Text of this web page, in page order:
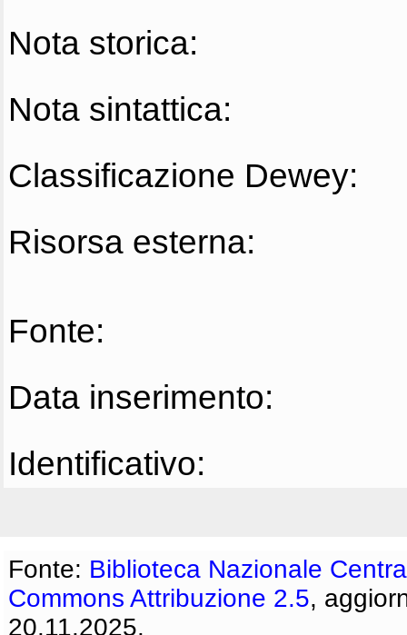
Nota storica:
Nota sintattica:
Classificazione Dewey:
Risorsa esterna:
Fonte:
Data inserimento:
Identificativo:
Fonte: Biblioteca Nazionale
Commons Attribuzione 2.5,
20.11.2025.